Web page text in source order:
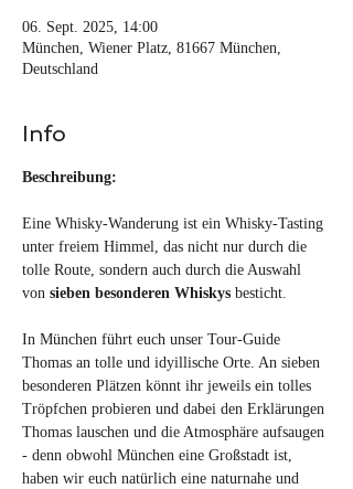
06. Sept. 2025, 14:00
München, Wiener Platz, 81667 München,
Deutschland
Info
Beschreibung:
Eine Whisky-Wanderung ist ein Whisky-Tasting
unter freiem Himmel, das nicht nur durch die
tolle Route, sondern auch durch die Auswahl
von sieben besonderen Whiskys besticht.
In München führt euch unser Tour-Guide
Thomas an tolle und idyillische Orte. An sieben
besonderen Plätzen könnt ihr jeweils ein tolles
Tröpfchen probieren und dabei den Erklärungen
Thomas lauschen und die Atmosphäre aufsaugen
- denn obwohl München eine Großstadt ist,
haben wir euch natürlich eine naturnahe und